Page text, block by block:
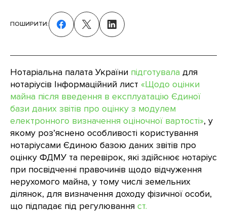
Нотаріальна палата України підготувала для
нотаріусів Інформаційний лист «Щодо оцінки
майна після введення в експлуатацію Єдиної
бази даних звітів про оцінку з модулем
електронного визначення оціночної вартості», у
якому роз’яснено особливості користування
нотаріусами Єдиною базою даних звітів про
оцінку ФДМУ та перевірок, які здійснює нотаріус
при посвідченні правочинів щодо відчуження
нерухомого майна, у тому числі земельних
ділянок, для визначення доходу фізичної особи,
що підпадає під регулювання ст.
ПОШИРИТИ: